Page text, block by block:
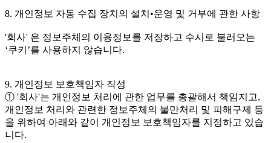
8. 개인정보 자동 수집 장치의 설치•운영 및 거부에 관한 사항
'회사' 은 정보주체의 이용정보를 저장하고 수시로 불러오는
‘쿠키’를 사용하지 않습니다.
9. 개인정보 보호책임자 작성
① '회사'는 개인정보 처리에 관한 업무를 총괄해서 책임지고,
개인정보 처리와 관련한 정보주체의 불만처리 및 피해구제 등
을 위하여 아래와 같이 개인정보 보호책임자를 지정하고 있습
니다.